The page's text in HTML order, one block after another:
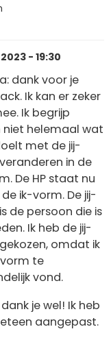
- 19:30
dank voor je
Ik kan er zeker
Ik begrijp
niet helemaal wat
met de jij-
in de
De HP staat nu
ik-vorm. De jij-
de persoon die is
Ik heb de jij-
omdat ik
te
vond.
dank je wel! Ik heb
aangepast.